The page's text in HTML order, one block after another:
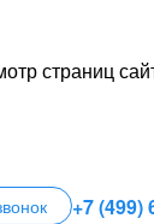
страниц
+7 (499)